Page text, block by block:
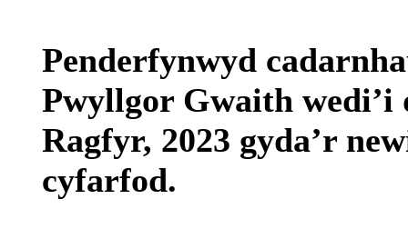
Penderfynwyd
Pwyllgor Gwaith wedi’i
Ragfyr, 2023 gyda’r
cyfarfod.